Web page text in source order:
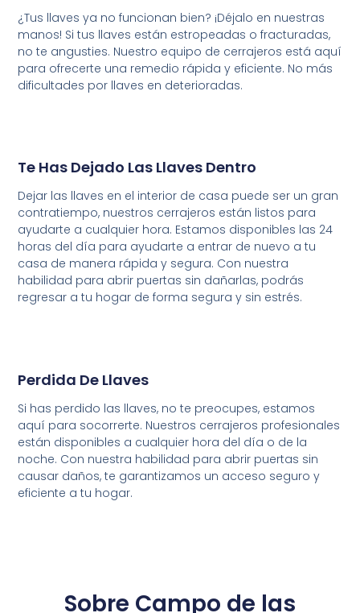
¿Tus llaves ya no funcionan bien? ¡Déjalo en nuestras
manos! Si tus llaves están estropeadas o fracturadas,
no te angusties. Nuestro equipo de cerrajeros está aquí
para ofrecerte una remedio rápida y eficiente. No más
dificultades por llaves en deterioradas.
Te Has Dejado Las Llaves Dentro
Dejar las llaves en el interior de casa puede ser un gran
contratiempo, nuestros cerrajeros están listos para
ayudarte a cualquier hora. Estamos disponibles las 24
horas del día para ayudarte a entrar de nuevo a tu
casa de manera rápida y segura. Con nuestra
habilidad para abrir puertas sin dañarlas, podrás
regresar a tu hogar de forma segura y sin estrés.
Perdida De Llaves
Si has perdido las llaves, no te preocupes, estamos
aquí para socorrerte. Nuestros cerrajeros profesionales
están disponibles a cualquier hora del día o de la
noche. Con nuestra habilidad para abrir puertas sin
causar daños, te garantizamos un acceso seguro y
eficiente a tu hogar.
Sobre Campo de las